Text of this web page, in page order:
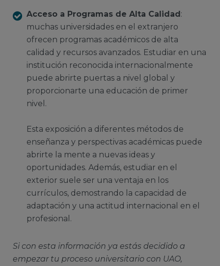
Acceso a Programas de Alta Calidad:
muchas universidades en el extranjero
ofrecen programas académicos de alta
calidad y recursos avanzados. Estudiar en una
institución reconocida internacionalmente
puede abrirte puertas a nivel global y
proporcionarte una educación de primer
nivel.
Esta exposición a diferentes métodos de
enseñanza y perspectivas académicas puede
abrirte la mente a nuevas ideas y
oportunidades. Además, estudiar en el
exterior suele ser una ventaja en los
currículos, demostrando la capacidad de
adaptación y una actitud internacional en el
profesional.
Si con esta información ya estás decidido a
empezar tu proceso universitario con UAO,